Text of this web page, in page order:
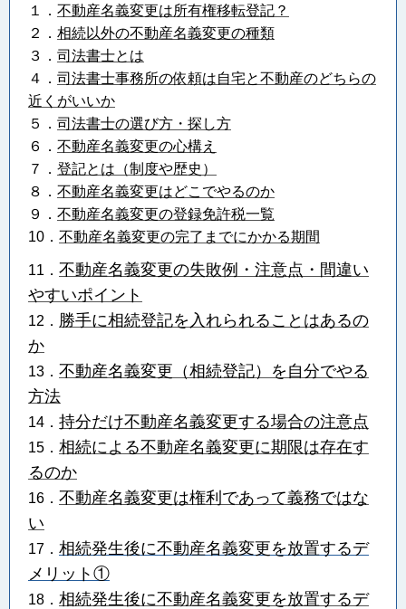
１． 不動産名義変更は所有権移転登記？
２． 相続以外の不動産名義変更の種類
３． 司法書士とは
４． 司法書士事務所の依頼は自宅と不動産のどちらの
近くがいいか
５． 司法書士の選び方・探し方
６． 不動産名義変更の心構え
７． 登記とは（制度や歴史）
８． 不動産名義変更はどこでやるのか
９． 不動産名義変更の登録免許税一覧
10． 不動産名義変更の完了までにかかる期間
11． 不動産名義変更の失敗例・注意点・間違い
やすいポイント
12． 勝手に相続登記を入れられることはあるの
か
13． 不動産名義変更（相続登記）を自分でやる
方法
14． 持分だけ不動産名義変更する場合の注意点
15． 相続による不動産名義変更に期限は存在す
るのか
16． 不動産名義変更は権利であって義務ではな
い
17． 相続発生後に不動産名義変更を放置するデ
メリット①
18． 相続発生後に不動産名義変更を放置するデ